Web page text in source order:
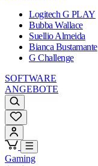
Logitech G PLAY
Bubba Wallace
Suellio Almeida
Bianca Bustamante
G Challenge
SOFTWARE
ANGEBOTE
Gaming